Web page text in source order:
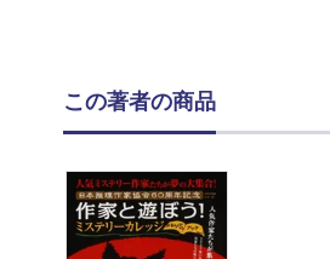
この著者の商品